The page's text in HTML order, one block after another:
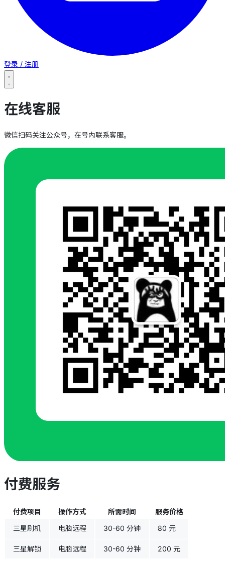
登录 / 注册
在线客服
微信扫码关注公众号，在号内联系客服。
付费服务
付费项目 操作方式 所需时间
服务价格
三星刷机
电脑远程 30-60 分钟 80 元
三星解锁 电脑远程 30-60 分钟 200 元